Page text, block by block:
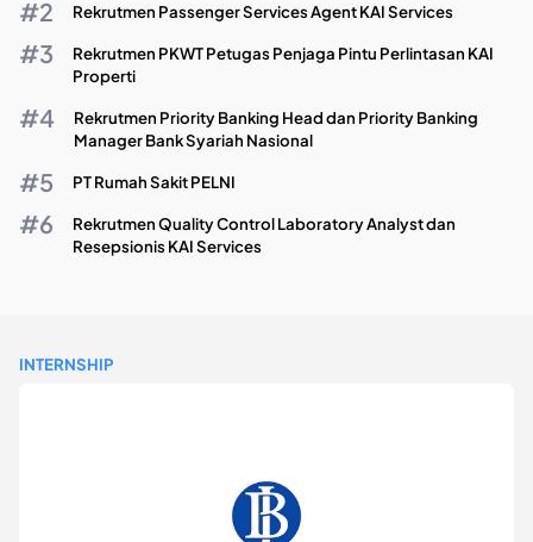
Rekrutmen Passenger Services Agent KAI Services
Rekrutmen PKWT Petugas Penjaga Pintu Perlintasan KAI
Properti
Rekrutmen Priority Banking Head dan Priority Banking
Manager Bank Syariah Nasional
PT Rumah Sakit PELNI
Rekrutmen Quality Control Laboratory Analyst dan
Resepsionis KAI Services
INTERNSHIP